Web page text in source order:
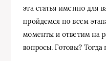
эта статья именно для
пройдемся по всем
моменты и ответим на
вопросы. Готовы? Тогда